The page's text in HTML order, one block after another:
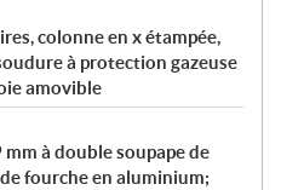
colonne en x étampée,
à protection gazeuse
amovible
à double soupape de
fourche en aluminium;